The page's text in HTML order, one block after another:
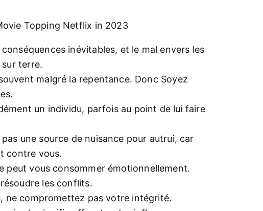
inévitables, et le mal envers les
terre.
malgré la repentance. Donc Soyez
un individu, parfois au point de lui faire
une source de nuisance pour autrui, car
contre vous.
peut vous consommer émotionnellement.
les conflits.
ne compromettez pas votre intégrité.